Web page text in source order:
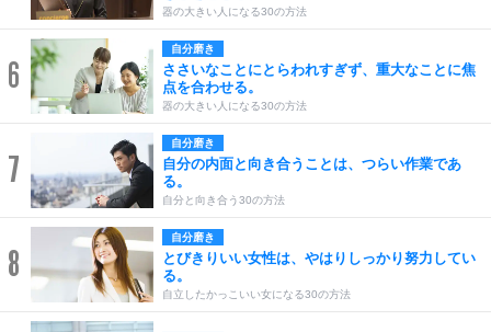
器の大きい人になる30の方法
6
自分磨き
ささいなことにとらわれすぎず、重大なことに焦
点を合わせる。
器の大きい人になる30の方法
7
自分磨き
自分の内面と向き合うことは、つらい作業であ
る。
自分と向き合う30の方法
8
自分磨き
とびきりいい女性は、やはりしっかり努力してい
る。
自立したかっこいい女になる30の方法